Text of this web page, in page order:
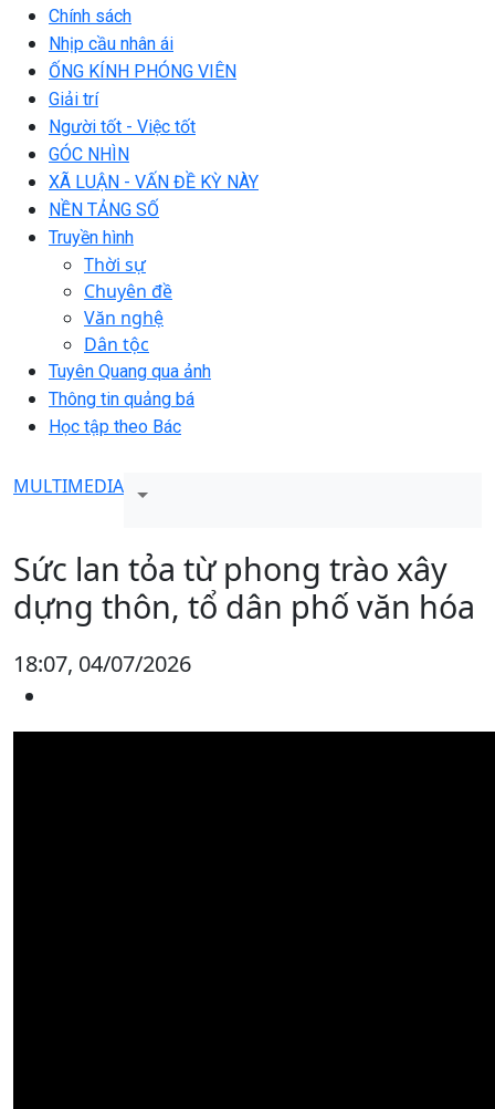
Chính sách
Nhịp cầu nhân ái
ỐNG KÍNH PHÓNG VIÊN
Giải trí
Người tốt - Việc tốt
GÓC NHÌN
XÃ LUẬN - VẤN ĐỀ KỲ NÀY
NỀN TẢNG SỐ
Truyền hình
Thời sự
Chuyên đề
Văn nghệ
Dân tộc
Tuyên Quang qua ảnh
Thông tin quảng bá
Học tập theo Bác
MULTIMEDIA
Sức lan tỏa từ phong trào xây
dựng thôn, tổ dân phố văn hóa
18:07, 04/07/2026